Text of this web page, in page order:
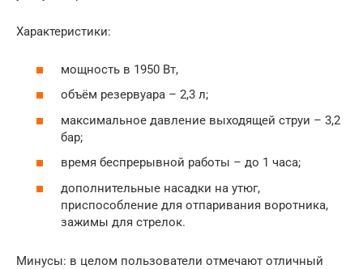
Характеристики:
мощность в 1950 Вт,
объём резервуара – 2,3 л;
максимальное давление выходящей струи – 3,2
бар;
время беспрерывной работы – до 1 часа;
дополнительные насадки на утюг,
приспособление для отпаривания воротника,
зажимы для стрелок.
Минусы: в целом пользователи отмечают отличный